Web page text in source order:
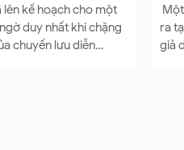
đảo hy hữu vừa xảy
Quốc khi một kẻ xấu
tài tử nổi tiếng Lee
tâm